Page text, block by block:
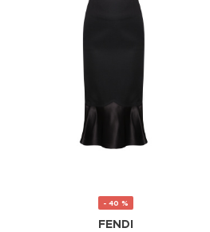
- 40 %
FENDI